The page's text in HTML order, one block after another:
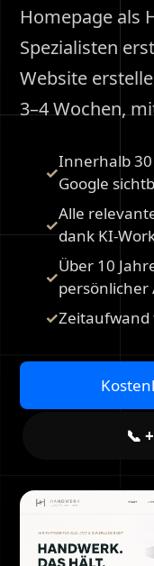
Homepage als
Spezialisten
Website
3–4 Wochen,
Innerhalb
Google
Alle
dank KI-
Über 10
Zeitaufwand
📞